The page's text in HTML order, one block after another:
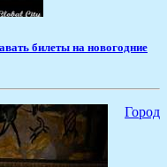
билеты на новогодние
Город